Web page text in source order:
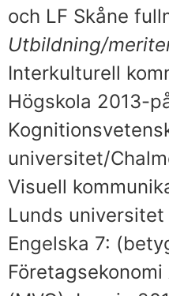
och LF Skåne
Utbildning/
Interkulturell
Högskola 2013-
universitet/
Visuell
Lunds universitet
Engelska 7:
Företagsekonomi